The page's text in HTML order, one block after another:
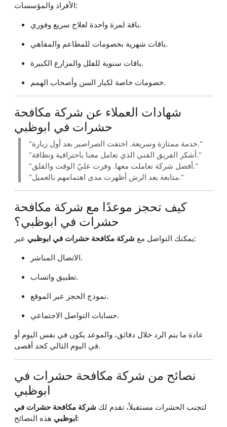
الأفراد والمؤسسات:
باقة لمرة واحدة لعلاج سريع وفوري.
باقات شهرية بخصومات للمطاعم والمقاهي.
باقات سنوية للفلل والمزارع الكبيرة.
خصومات خاصة لكبار السن وأصحاب الهمم.
شهادات العملاء عن شركة مكافحة
حشرات في ابوظبي
"خدمة ممتازة وسريعة. اختفت الصراصير بعد أول زيارة."
"أشكر الفريق الفني الذي تعامل معنا باحترافية ونظافة."
"أفضل شركة تعاملت معها. وفرت عليّ الوقت والقلق."
"متابعة بعد الرش أظهرت مدى اهتمامهم بالعميل."
كيف تحجز موعدًا مع شركة مكافحة
حشرات في ابوظبي؟
يمكنك التواصل مع شركة مكافحة حشرات في ابوظبي
عبر:
الاتصال المباشر.
تطبيق واتساب.
نموذج الحجز عبر الموقع.
حسابات التواصل الاجتماعي.
عادة ما يتم الرد خلال دقائق، والموعد يكون في نفس اليوم أو
في اليوم التالي كحد أقصى.
نصائح من شركة مكافحة حشرات في
ابوظبي
لتجنب الحشرات مستقبلاً، تقدم لك شركة مكافحة حشرات في
ابوظبيهذه النصائح: